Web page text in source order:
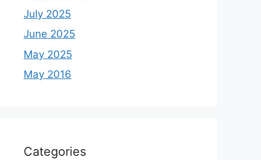
July 2025
June 2025
May 2025
May 2016
Categories